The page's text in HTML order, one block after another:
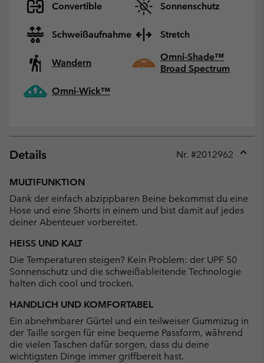
Convertible Sonnenschutz
Schweißaufnahme Stretch
Wandern
Omni-Shade™
Broad Spectrum
Omni-Wick™
Details Nr. #2012962
MULTIFUNKTION
Dank der einfach abzippbaren Beine bekommst du eine
Hose und eine Shorts in einem und bist damit auf jedes
deiner Abenteuer vorbereitet.
HEISS UND KALT
Die Temperaturen steigen? Kein Problem: der UPF 50
Sonnenschutz und die schweißableitende Technologie
halten dich cool und trocken.
HANDLICH UND KOMFORTABEL
Ein abnehmbarer Gürtel und ein teilweiser Gummizug in
der Taille sorgen für eine bequeme Passform, während
die vielen Taschen dafür sorgen, dass du deine
wichtigsten Dinge immer griffbereit hast.